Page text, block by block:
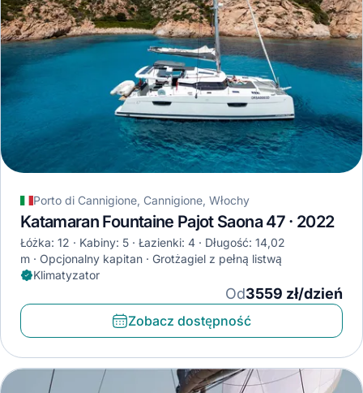
Porto di Cannigione, Cannigione, Włochy
Katamaran Fountaine Pajot Saona 47 · 2022
Łóżka: 12 Kabiny: 5 Łazienki: 4
Długość: 14,02
m
Opcjonalny kapitan
Grotżagiel z pełną listwą
Klimatyzator
Od3559 zł/dzień
Zobacz dostępność